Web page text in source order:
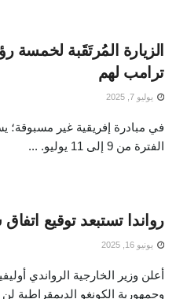
الزيارة المُرتَقَبة لخمسة
ترامب لهم
يوليو 7, 2025
في مبادرة إفريقية غير مسبوقة؛
الفترة من 9 إلى 11 يوليو. ...
رواندا تستبعد توقيع
يونيو 16, 2025
أعلن وزير الخارجية الرواندي
وجمهورية الكونغو الديمقراطية